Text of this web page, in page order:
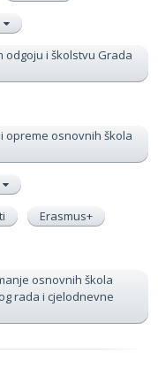
i školstvu Grada
opreme osnovnih škola
Erasmus+
osnovnih škola
rada i cjelodnevne